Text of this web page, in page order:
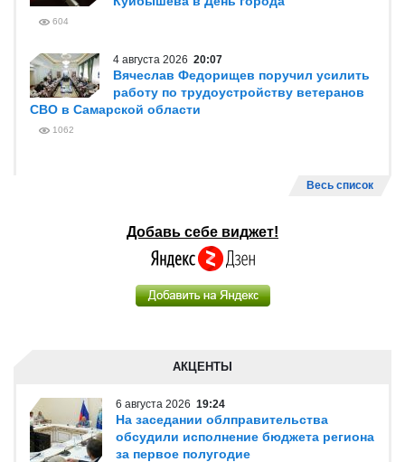
604
4 августа 2026 20:07
Вячеслав Федорищев поручил усилить
работу по трудоустройству ветеранов
СВО в Самарской области
1062
Весь список
Добавь себе виджет!
АКЦЕНТЫ
6 августа 2026 19:24
На заседании облправительства
обсудили исполнение бюджета региона
за первое полугодие